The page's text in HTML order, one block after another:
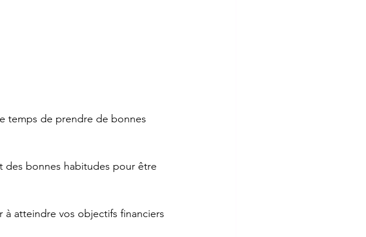
temps de prendre de bonnes
des bonnes habitudes pour être
à atteindre vos objectifs financiers